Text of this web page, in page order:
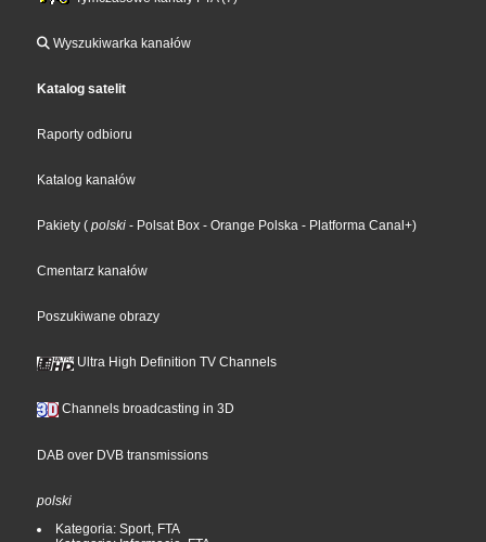
Wyszukiwarka kanałów
Katalog satelit
Raporty odbioru
Katalog kanałów
Pakiety ( polski - Polsat Box - Orange Polska - Platforma Canal+)
Cmentarz kanałów
Poszukiwane obrazy
Ultra High Definition TV Channels
Channels broadcasting in 3D
DAB over DVB transmissions
polski
Kategoria: Sport, FTA